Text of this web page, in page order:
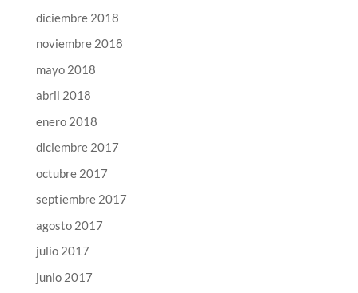
diciembre 2018
noviembre 2018
mayo 2018
abril 2018
enero 2018
diciembre 2017
octubre 2017
septiembre 2017
agosto 2017
julio 2017
junio 2017